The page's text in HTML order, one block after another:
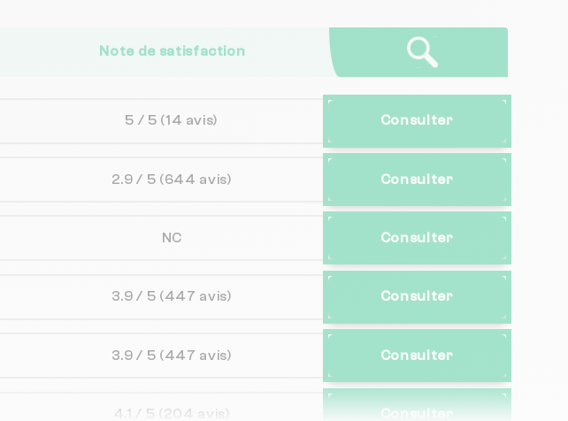
Note de satisfaction
5 / 5 (14 avis) Consulter
2.9 / 5 (644 avis) Consulter
NC Consulter
3.9 / 5 (447 avis) Consulter
3.9 / 5 (447 avis) Consulter
4.1 / 5 (204 avis) Consulter